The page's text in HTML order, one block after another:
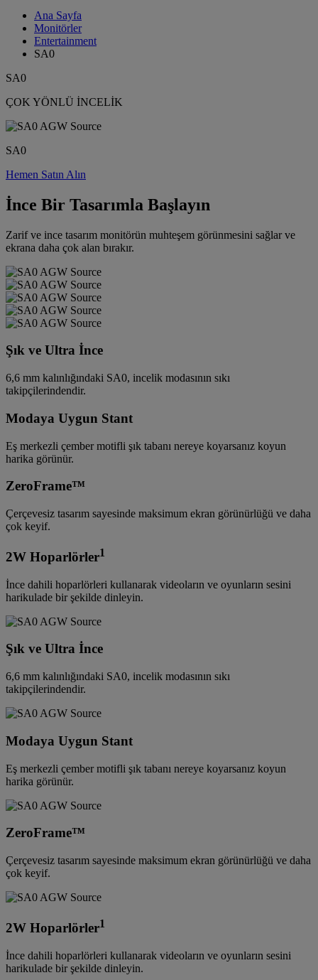
Ana Sayfa
Monitörler
Entertainment
SA0
SA0
ÇOK YÖNLÜ İNCELİK
SA0
Hemen Satın Alın
İnce Bir Tasarımla Başlayın
Zarif ve ince tasarım monitörün muhteşem görünmesini sağlar ve
ekrana daha çok alan bırakır.
Şık ve Ultra İnce
6,6 mm kalınlığındaki SA0, incelik modasının sıkı
takipçilerindendir.
Modaya Uygun Stant
Eş merkezli çember motifli şık tabanı nereye koyarsanız koyun
harika görünür.
ZeroFrame™
Çerçevesiz tasarım sayesinde maksimum ekran görünürlüğü ve daha
çok keyif.
2W Hoparlörler1
İnce dahili hoparlörleri kullanarak videoların ve oyunların sesini
harikulade bir şekilde dinleyin.
Şık ve Ultra İnce
6,6 mm kalınlığındaki SA0, incelik modasının sıkı
takipçilerindendir.
Modaya Uygun Stant
Eş merkezli çember motifli şık tabanı nereye koyarsanız koyun
harika görünür.
ZeroFrame™
Çerçevesiz tasarım sayesinde maksimum ekran görünürlüğü ve daha
çok keyif.
2W Hoparlörler1
İnce dahili hoparlörleri kullanarak videoların ve oyunların sesini
harikulade bir şekilde dinleyin.